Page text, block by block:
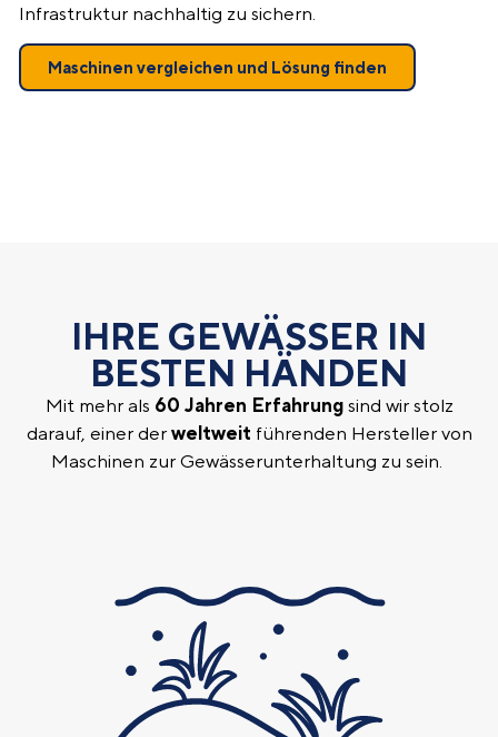
Infrastruktur nachhaltig zu sichern.
Maschinen vergleichen und Lösung finden
IHRE GEWÄSSER IN
BESTEN HÄNDEN
Mit mehr als 60 Jahren Erfahrungsind wir stolz
darauf, einer der weltweit führenden Hersteller von
Maschinen zur Gewässerunterhaltung zu sein.